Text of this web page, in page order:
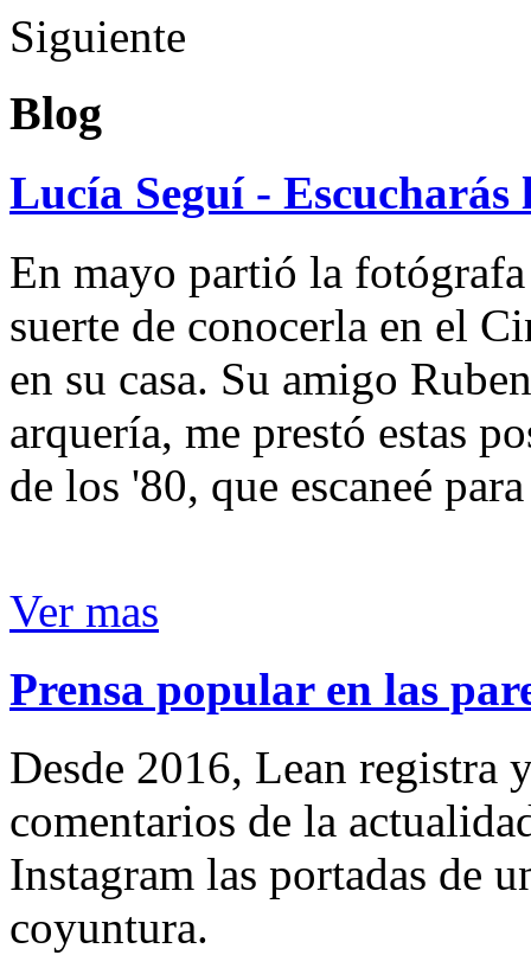
Siguiente
Blog
Lucía Seguí - Escucharás
En mayo partió la
suerte de conocerla en el
en su casa. Su amigo
arquería, me prestó estas
de los '80, que escaneé
Ver mas
Prensa popular en las
Desde 2016, Lean registra
comentarios de la
Instagram las portadas de
coyuntura.